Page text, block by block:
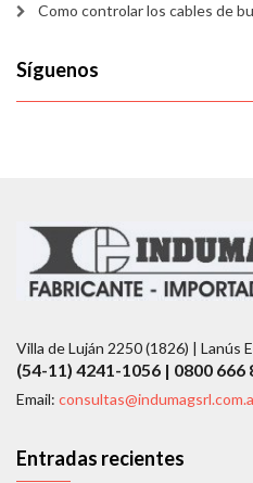
Como controlar los cables de
Síguenos
Villa de Luján 2250 (1826) |
(54-11) 4241-1056 | 0800 666
Email:
Entradas recientes